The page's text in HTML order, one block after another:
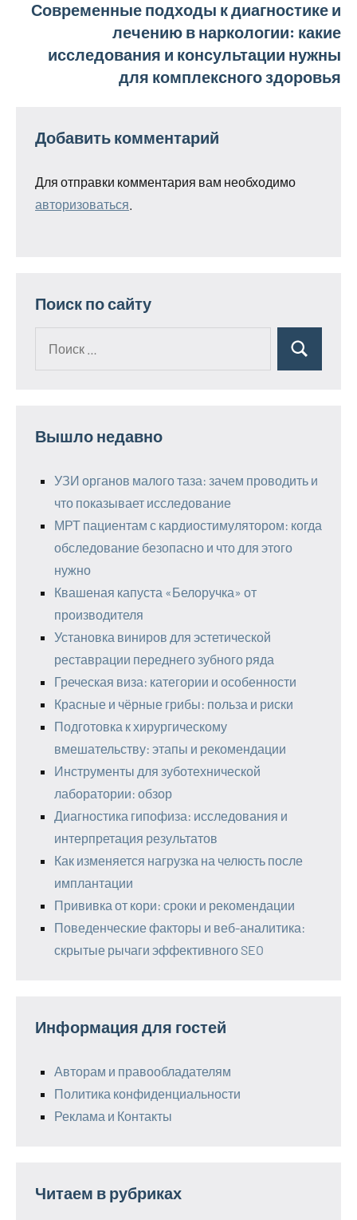
Современные подходы к диагностике и
лечению в наркологии: какие
исследования и консультации нужны
для комплексного здоровья
Добавить комментарий
Для отправки комментария вам необходимо
авторизоваться
Поиск по сайту
Поиск
Вышло недавно
УЗИ органов малого таза: зачем проводить и
что показывает исследование
МРТ пациентам с кардиостимулятором: когда
обследование безопасно и что для этого
нужно
Квашеная капуста «Белоручка» от
производителя
Установка виниров для эстетической
реставрации переднего зубного ряда
Греческая виза: категории и особенности
Красные и чёрные грибы: польза и риски
Подготовка к хирургическому
вмешательству: этапы и рекомендации
Инструменты для зуботехнической
лаборатории: обзор
Диагностика гипофиза: исследования и
интерпретация результатов
Как изменяется нагрузка на челюсть после
имплантации
Прививка от кори: сроки и рекомендации
Поведенческие факторы и веб-аналитика:
скрытые рычаги эффективного SEO
Информация для гостей
Авторам и правообладателям
Политика конфиденциальности
Реклама и Контакты
Читаем в рубриках